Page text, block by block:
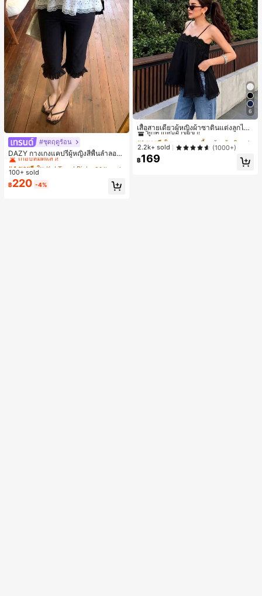
#ชุดฤดูร้อน
DAZY กางเกงแคปรีผู้หญิงสีพื้นลำลองช
ายระบายฤดูร้อน
#4 ขายดี
เกือบหมดแล้ว!
#4 ขายดี
เกือบหมดแล้ว!
#4 ขายดี
เกือบหมดแล้ว!
#4 ขายดี
ใน K-J Trend Picks กางเกงผู้หญิง
100+ sold
฿220 -4%
6
เสื้อสายเดี่ยวผู้หญิงผ้าซาตินแต่งลูกไม้
- เสื้อสายเดี่ยวฤดูร้อนสีขากีมีรอยผ่าด้า
นข้างที่น่าดึงดูด ลำลองสีดำ สำหรับเธอ
#1 ขายดี
ใน ชายหาด เสื้อกล้ามผู้หญิง & Camis
ลูกค้ากลับมาซื้อซ้ำ!
#1 ขายดี
ลูกค้ากลับมาซื้อซ้ำ!
#1 ขายดี
ลูกค้ากลับมาซื้อซ้ำ!
#1 ขายดี
ใน ชายหาด เสื้อกล้ามผู้หญิง & Camis
2.2k+ sold (1000+)
฿169